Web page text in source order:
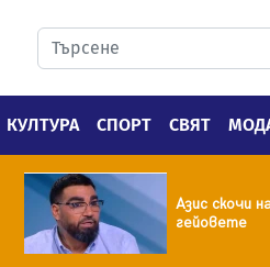
КУЛТУРА СПОРТ СВЯТ
Азис скочи
гейовете